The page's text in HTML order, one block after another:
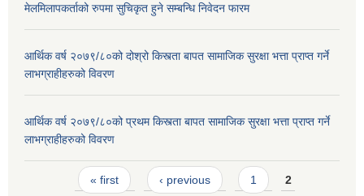
मेलमिलापकर्ताको रुपमा सुचिकृत हुने सम्बन्धि निवेदन फारम
आर्थिक वर्ष २०७९/८०को दोश्रो किस्त्ता बापत सामाजिक सुरक्षा भत्ता प्राप्त गर्ने
लाभग्राहीहरुको विवरण
आर्थिक वर्ष २०७९/८०को प्रथम किस्त्ता बापत सामाजिक सुरक्षा भत्ता प्राप्त गर्ने
लाभग्राहीहरुको विवरण
Pages« first ‹ previous 1 2